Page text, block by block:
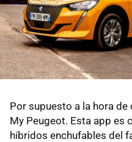
Por supuesto a la hora
My Peugeot. Esta app es
híbridos enchufables del